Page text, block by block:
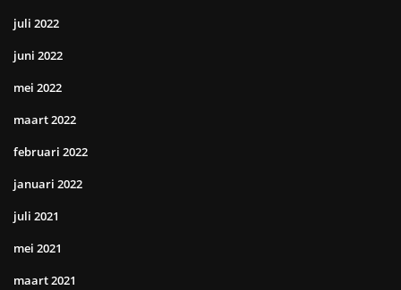
juli 2022
juni 2022
mei 2022
maart 2022
februari 2022
januari 2022
juli 2021
mei 2021
maart 2021